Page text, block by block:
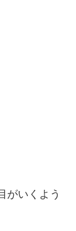
がいくよう